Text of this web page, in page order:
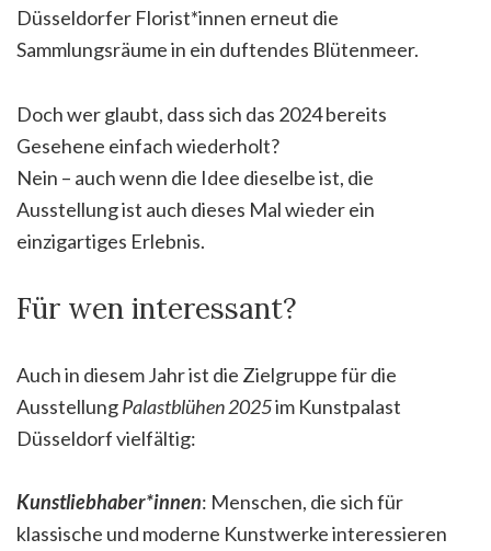
Düsseldorfer Florist*innen erneut die
Sammlungsräume in ein duftendes Blütenmeer.
Doch wer glaubt, dass sich das 2024 bereits
Gesehene einfach wiederholt?
Nein – auch wenn die Idee dieselbe ist, die
Ausstellung ist auch dieses Mal wieder ein
einzigartiges Erlebnis.
Für wen interessant?
Auch in diesem Jahr ist die Zielgruppe für die
AusstellungPalastblühen 2025im Kunstpalast
Düsseldorf vielfältig:
Kunstliebhaber*innen: Menschen, die sich für
klassische und moderne Kunstwerke interessieren